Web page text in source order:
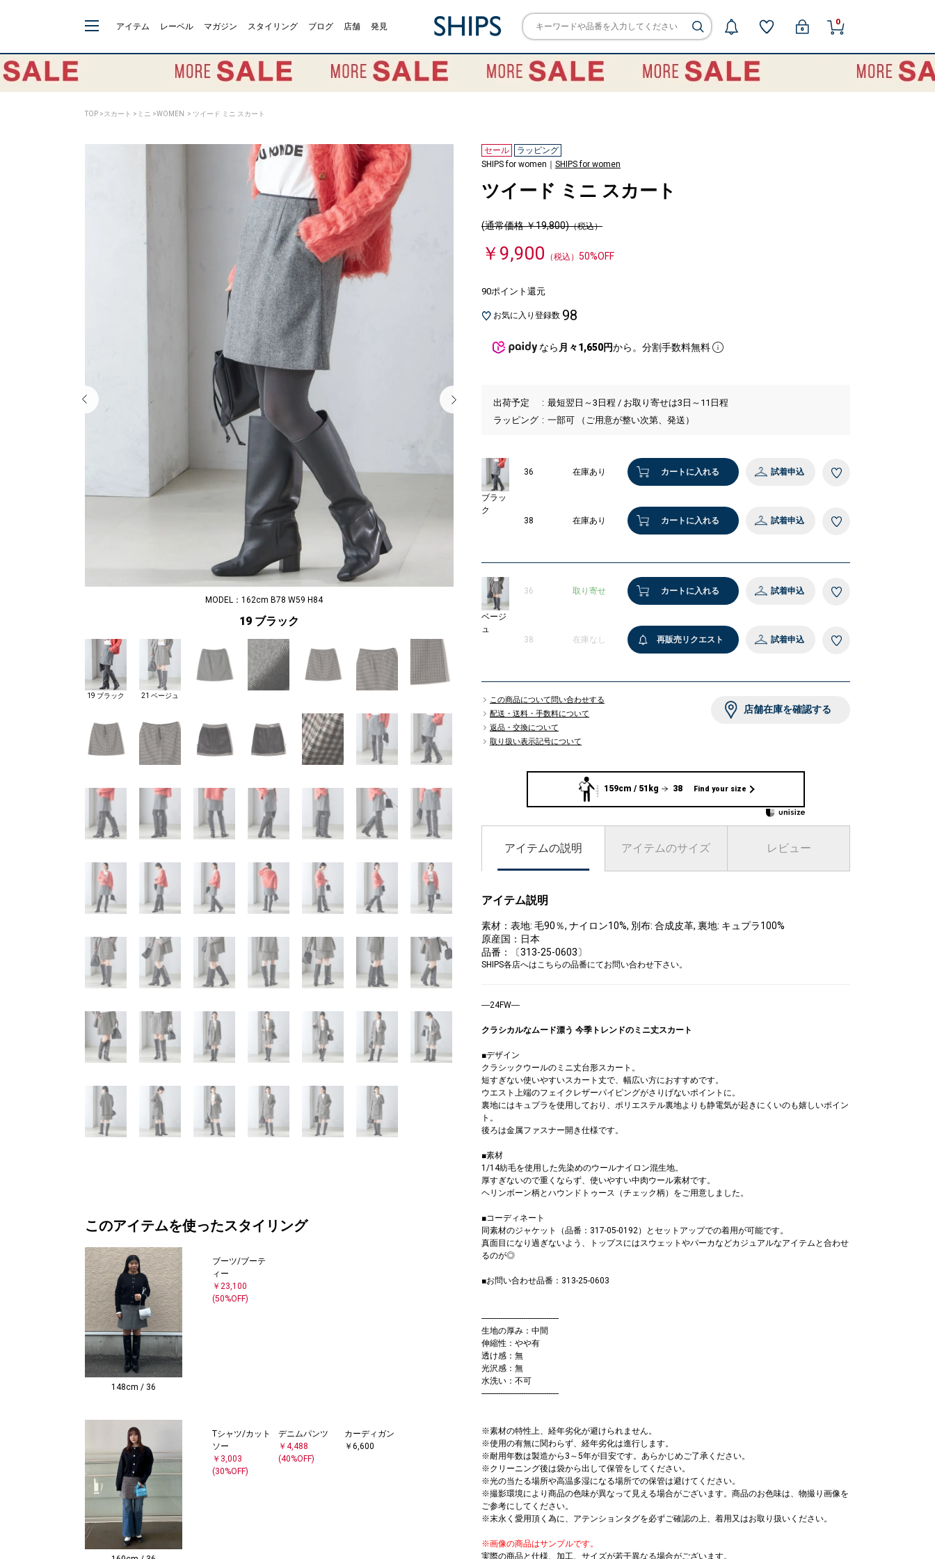
アイテム レーベル マガジン スタイリング ブログ 店舗 発見 0
TOP > スカート > ミニ >WOMEN > ツイード ミニ スカート
MODEL：162cm B78 W59 H84
19 ブラック
MODEL：162cm B78 W59 H84
19 ブラック 21 ベージュ
このアイテムを使ったスタイリング
148cm / 36
ブーツ/ブーテ
ィー
￥23,100
(50%OFF)
Tシャツ/カット
ソー
￥3,003
(30%OFF)
デニムパンツ
￥4,488
(40%OFF)
カーディガン
￥6,600
セール
ラッピング
SHIPS for women｜ SHIPS for women
ツイード ミニ スカート
(通常価格 ￥19,800)（税込）
￥9,900 （税込） 50%OFF
90ポイント還元
お気に入り登録数 98
なら 月々1,650円から。分割手数料無料
出荷予定
最短翌日～3日程 / お取り寄せは3日～11日程
ラッピング
一部可 （ご用意が整い次第、発送）
ブラッ
ク
36 在庫あり カートに入れる 試着申込
38 在庫あり カートに入れる 試着申込
ベージ
ュ
36 取り寄せ カートに入れる 試着申込
38 在庫なし 再販売リクエスト 試着申込
この商品について問い合わせする
配送・送料・手数料について
返品・交換について
取り扱い表示記号について
店舗在庫を確認する
159cm / 51kg 38 Find your size
アイテムの説明 アイテムのサイズ レビュー
アイテム説明
素材：表地: 毛90％, ナイロン10%, 別布: 合成皮革, 裏地: キュプラ100%
原産国：日本
品番：〔313-25-0603〕
SHIPS各店へはこちらの品番にてお問い合わせ下さい。
―24FW―
クラシカルなムード漂う 今季トレンドのミニ丈スカート
■デザイン
クラシックウールのミニ丈台形スカート。
短すぎない使いやすいスカート丈で、幅広い方におすすめです。
ウエスト上端のフェイクレザーパイピングがさりげないポイントに。
裏地にはキュプラを使用しており、ポリエステル裏地よりも静電気が起きにくいのも嬉しいポイン
ト。
後ろは金属ファスナー開き仕様です。
■素材
1/14紡毛を使用した先染めのウールナイロン混生地。
厚すぎないので重くならず、使いやすい中肉ウール素材です。
ヘリンボーン柄とハウンドトゥース（チェック柄）をご用意しました。
■コーディネート
同素材のジャケット（品番：317-05-0192）とセットアップでの着用が可能です。
真面目になり過ぎないよう、トップスにはスウェットやパーカなどカジュアルなアイテムと合わせ
るのが◎
■お問い合わせ品番：313-25-0603
-------------------------------------
生地の厚み：中間
伸縮性：やや有
透け感：無
光沢感：無
水洗い：不可
-------------------------------------
※素材の特性上、経年劣化が避けられません。
※使用の有無に関わらず、経年劣化は進行します。
※耐用年数は製造から3～5年が目安です。あらかじめご了承ください。
※クリーニング後は袋から出して保管をしてください。
※光の当たる場所や高温多湿になる場所での保管は避けてください。
※撮影環境により商品の色味が異なって見える場合がございます。商品のお色味は、物撮り画像を
ご参考にしてください。
※末永く愛用頂く為に、アテンションタグを必ずご確認の上、着用又はお取り扱いください。
※画像の商品はサンプルです。
実際の商品と仕様、加工、サイズが若干異なる場合がございます。